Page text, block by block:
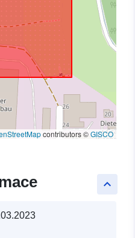
contributors ©GISCO
keyboard_arrow_up